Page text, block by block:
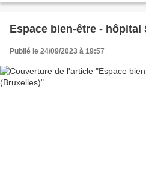
Espace bien-être -
Publié le 24/09/2023 à 19:57